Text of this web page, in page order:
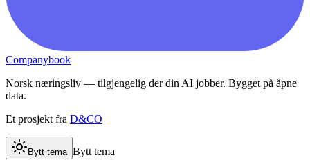
Companybook
Norsk næringsliv — tilgjengelig der din AI jobber. Bygget på åpne
data.
Et prosjekt fra D&CO
Bytt tema Bytt tema